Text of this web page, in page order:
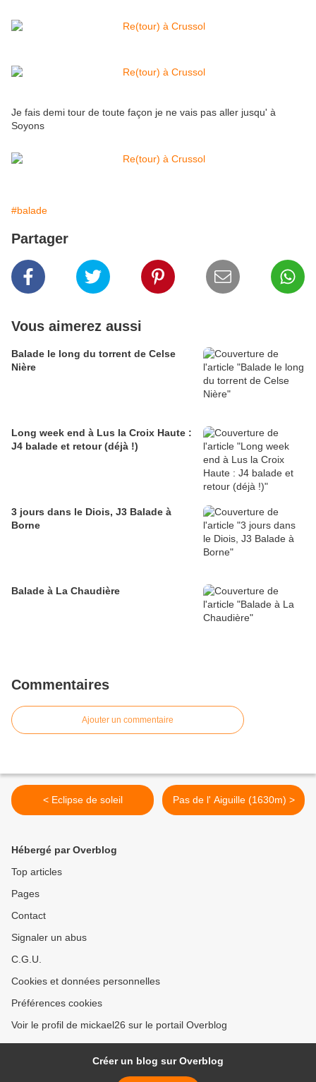
Je fais demi tour de toute façon je ne vais pas aller jusqu' à
Soyons
#balade
Partager
Vous aimerez aussi
Balade le long du torrent de Celse
Nière
Long week end à Lus la Croix Haute :
J4 balade et retour (déjà !)
3 jours dans le Diois, J3 Balade à
Borne
Balade à La Chaudière
Commentaires
Ajouter un commentaire
< Eclipse de soleil Pas de l' Aiguille (1630m) >
Hébergé par Overblog
Top articles
Pages
Contact
Signaler un abus
C.G.U.
Cookies et données personnelles
Préférences cookies
Voir le profil de mickael26 sur le portail Overblog
Créer un blog sur Overblog